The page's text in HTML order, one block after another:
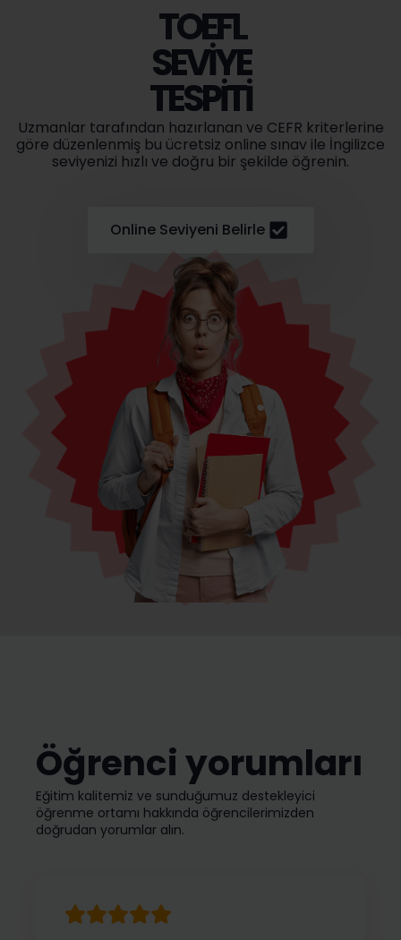
IELTS
SEVIYE
TESPITI
Uzmanlar tarafından hazırlanan ve CEFR kriterlerine
göre düzenlenmiş bu ücretsiz online sınav ile İngilizce
seviyenizi hızlı ve doğru bir şekilde öğrenin.
Online Seviyeni Belirle
Öğrenci yorumları
Eğitim kalitemiz ve sunduğumuz destekleyici
öğrenme ortamı hakkında öğrencilerimizden
doğrudan yorumlar alın.